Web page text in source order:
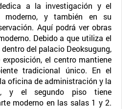
a la investigación y el
moderno, y también en su
Aquí podrá ver obras
Debido a que utiliza el
del palacio Deoksugung,
el centro mantiene
tradicional único. En el
oficina de administración y la
y el segundo piso tiene
moderno en las salas 1 y 2.